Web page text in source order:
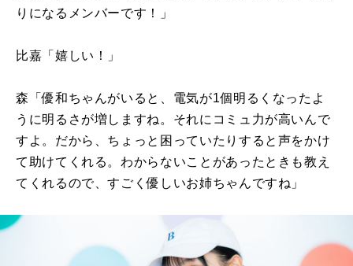
りになるメンバーです！」
比嘉「嬉しい！」
森「優和ちゃんがいると、電気が1個明るくなったよ
うに明るさが増しますね。それにコミュ力が高いんで
すよ。だから、ちょっと困っていたりすると声をかけ
て助けてくれる。わからないことがあったときも教え
てくれるので、すごく優しいお姉ちゃんですね」